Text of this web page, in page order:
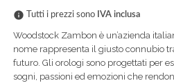
info Tutti i prezzi sono IVA inclusa
Woodstock Zambon è un’azienda
nome rappresenta il giusto connubio
futuro. Gli orologi sono progettati per
sogni, passioni ed emozioni che